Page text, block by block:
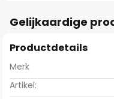
Gelijkaardige
Productdetails
Merk
Artikel: